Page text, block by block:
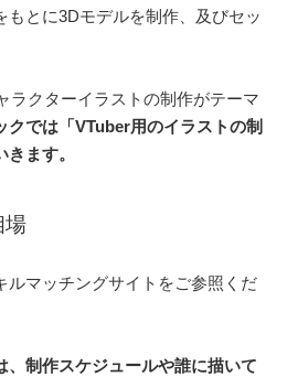
もとに3Dモデルを制作、及びセッ
ラクターイラストの制作がテーマ
クでは「VTuber用のイラストの制
ます。
場
ルマッチングサイトをご参照くだ
、制作スケジュールや誰に描いて